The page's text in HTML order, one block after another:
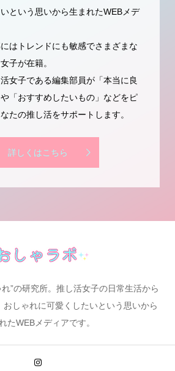
という思いから生まれたWEBメデ
はトレンドにも敏感でさまざまな
子が在籍。
女子である編集部員が「本当に良
「おすすめしたいもの」などをピ
たの推し活をサポートします。
詳しくはこちら
”の研究所。推し活女子の日常生活から
しゃれに可愛くしたいという思いから
たWEBメディアです。